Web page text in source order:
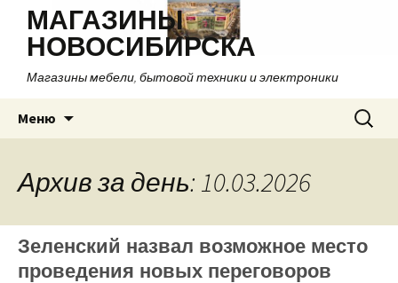
МАГАЗИНЫ
НОВОСИБИРСКА
Магазины мебели, бытовой техники и электроники
Меню
содержимому
Найти:
Архив за день: 10.03.2026
Зеленский назвал возможное место
проведения новых переговоров